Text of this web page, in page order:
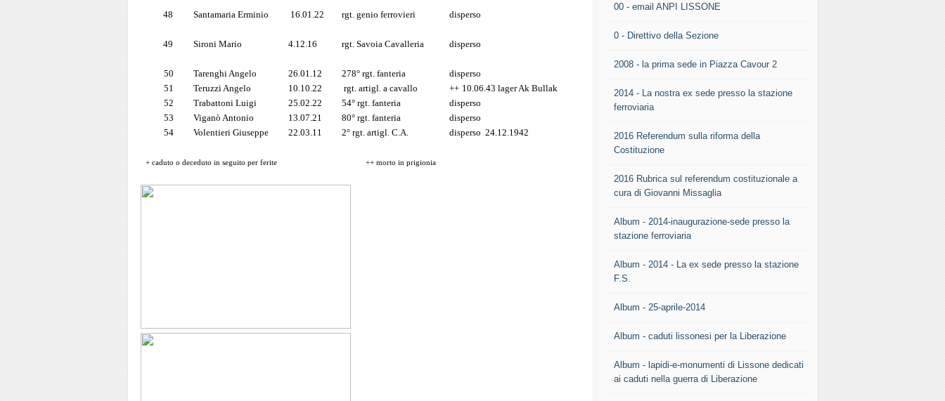
48 Santamaria Erminio 16.01.22 rgt. genio ferrovieri disperso
49 Sironi Mario 4.12.16 rgt. Savoia Cavalleria disperso
50 Tarenghi Angelo 26.01.12 278° rgt. fanteria
disperso
51
Teruzzi Angelo 10.10.22 rgt. artigl. a cavallo ++ 10.06.43 lager Ak Bullak
52
Trabattoni Luigi 25.02.22 54° rgt. fanteria
disperso
53
Viganò Antonio 13.07.21 80° rgt. fanteria
disperso
54
Volentieri Giuseppe 22.03.11 2° rgt. artigl. C.A. disperso 24.12.1942
+ caduto o deceduto in seguito per ferite ++ morto in prigionia
00 - email ANPI LISSONE
0 - Direttivo della Sezione
2008 - la prima sede in Piazza Cavour 2
2014 - La nostra ex sede presso la stazione
ferroviaria
2016 Referendum sulla riforma della
Costituzione
2016 Rubrica sul referendum costituzionale a
cura di Giovanni Missaglia
Album - 2014-inaugurazione-sede presso la
stazione ferroviaria
Album - 2014 - La ex sede presso la stazione
F.S.
Album - 25-aprile-2014
Album - caduti lissonesi per la Liberazione
Album - lapidi-e-monumenti di Lissone dedicati
ai caduti nella guerra di Liberazione